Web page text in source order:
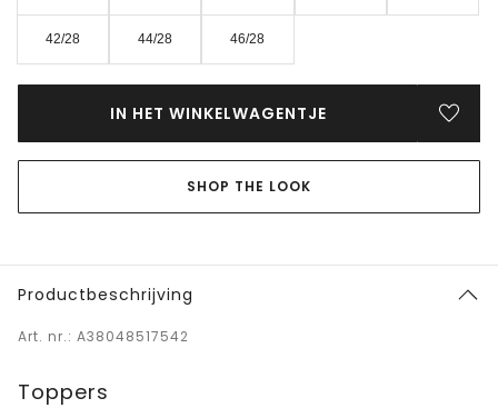
42/28 44/28 46/28
IN HET WINKELWAGENTJE
SHOP THE LOOK
Productbeschrijving
Art. nr.: A38048517542
Toppers